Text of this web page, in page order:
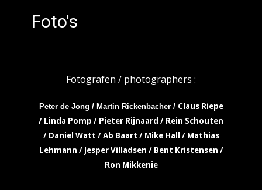
Foto's
Fotografen / photographers :
Peter de Jong / Martin Rickenbacher / Claus Riepe
/ Linda Pomp / Pieter Rijnaard / Rein Schouten
/ Daniel Watt / Ab Baart / Mike Hall / Mathias
Lehmann / Jesper Villadsen / Bent Kristensen /
Ron Mikkenie